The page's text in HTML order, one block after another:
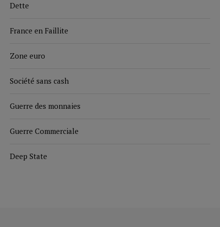
Dette
France en Faillite
Zone euro
Société sans cash
Guerre des monnaies
Guerre Commerciale
Deep State